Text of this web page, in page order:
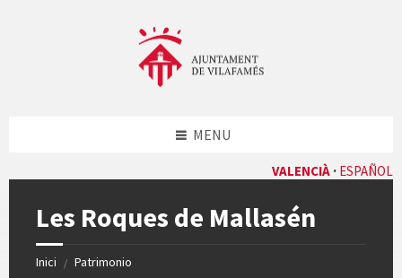
VALENCIÀ ESPAÑOL
MENU
Les Roques de Mallasén
Inici / Patrimonio